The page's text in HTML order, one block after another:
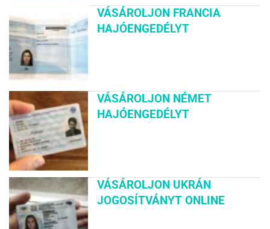
VÁSÁROLJON FRANCIA
HAJÓENGEDÉLYT
VÁSÁROLJON NÉMET
HAJÓENGEDÉLYT
VÁSÁROLJON UKRÁN
JOGOSÍTVÁNYT ONLINE